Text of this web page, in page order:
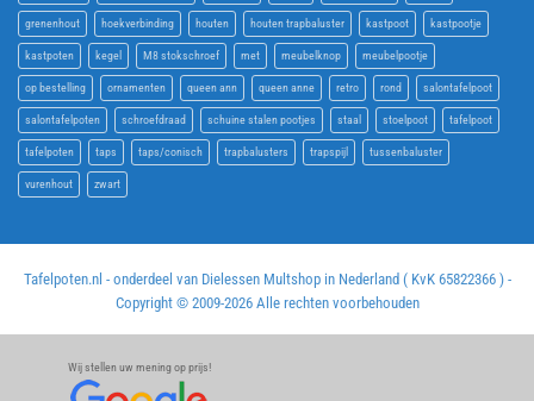
grenenhout hoekverbinding houten houten trapbaluster kastpoot kastpootje
kastpoten kegel M8 stokschroef met meubelknop meubelpootje
op bestelling ornamenten queen ann queen anne retro rond salontafelpoot
salontafelpoten schroefdraad schuine stalen pootjes staal stoelpoot tafelpoot
tafelpoten taps taps/conisch trapbalusters trapspijl tussenbaluster
vurenhout zwart
Tafelpoten.nl - onderdeel van Dielessen Multshop in Nederland ( KvK 65822366 ) -
Copyright © 2009-2026 Alle rechten voorbehouden
Wij stellen uw mening op prijs!